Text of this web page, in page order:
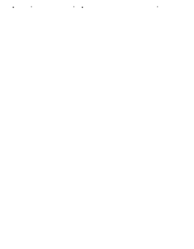
Inscrivez-vous ci-dessous pour recevoir